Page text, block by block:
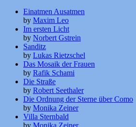
Einatmen Ausatmen
by Maxim Leo
Im ersten Licht
by Norbert Gstrein
Sanditz
by Lukas Rietzschel
Das Mosaik der Frauen
by Rafik Schami
Die Straße
by Robert Seethaler
Die Ordnung der Sterne über Como
by Monika Zeiner
Villa Sternbald